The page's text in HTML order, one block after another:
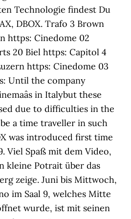
Technologie findest Du
DBOX. Trafo 3 Brown
https: Cinedome 02
20 Biel https: Capitol 4
https: Cinedome 03
Until the company
in Italybut these
due to difficulties in the
be a time traveller in such
was introduced first time
Viel Spaß mit dem Video,
kleine Potrait über das
zeige. Juni bis Mittwoch,
im Saal 9, welches Mitte
wurde, ist mit seinen